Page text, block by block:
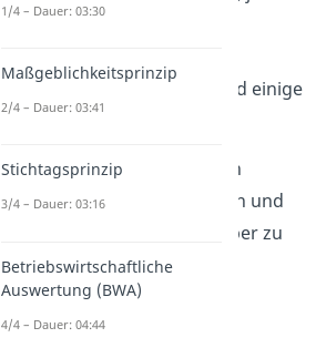
nach ihrer Funktion und
Produktionsprozess. Hier sind einige
Beispiele:
Reinigungsmittel
werden
verwendet, um Maschinen und
Produktionsanlagen sauber zu
halten und somit deren
reibungslosen Betrieb zu
gewährleisten.
1/4 – Dauer: 03:30
Maßgeblichkeitsprinzip
2/4 – Dauer: 03:41
Stichtagsprinzip
3/4 – Dauer: 03:16
Betriebswirtschaftliche
Auswertung (BWA)
4/4 – Dauer: 04:44